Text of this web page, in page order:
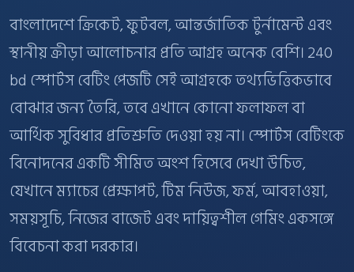
বাংলাদেশে ক্রিকেট, ফুটবল, আন্তর্জাতিক টুর্নামেন্ট এবং
স্থানীয় ক্রীড়া আলোচনার প্রতি আগ্রহ অনেক বেশি। 240
bd স্পোর্টস বেটিং পেজটি সেই আগ্রহকে তথ্যভিত্তিকভাবে
বোঝার জন্য তৈরি, তবে এখানে কোনো ফলাফল বা
আর্থিক সুবিধার প্রতিশ্রুতি দেওয়া হয় না। স্পোর্টস বেটিংকে
বিনোদনের একটি সীমিত অংশ হিসেবে দেখা উচিত,
যেখানে ম্যাচের প্রেক্ষাপট, টিম নিউজ, ফর্ম, আবহাওয়া,
সময়সূচি, নিজের বাজেট এবং দায়িত্বশীল গেমিং একসঙ্গে
বিবেচনা করা দরকার।